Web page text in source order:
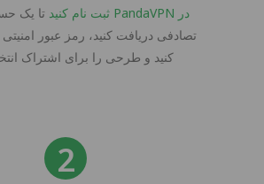
در PandaVPN ثبت نام کنید
تا یک
تصادفی دریافت کنید، رمز عبور
کنید و طرحی را برای اشتراک